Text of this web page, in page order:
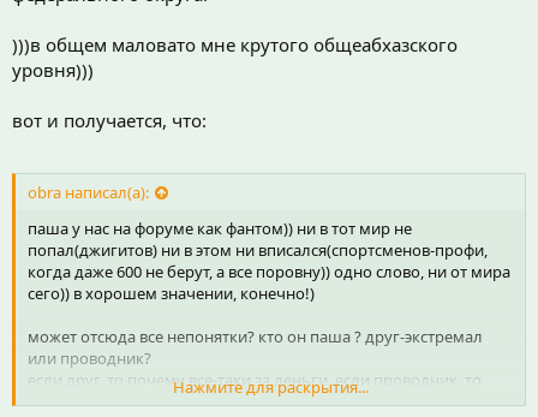
)))в общем маловато мне крутого общеабхазского
уровня)))
вот и получается, что:
obra написал(а):
паша у нас на форуме как фантом)) ни в тот мир не
попал(джигитов) ни в этом ни вписался(спортсменов-профи,
когда даже 600 не берут, а все поровну)) одно слово, ни от мира
сего)) в хорошем значении, конечно!)
может отсюда все непонятки? кто он паша ? друг-экстремал
или проводник?
если друг, то почему все-таки за деньги, если проводник, то
почему диктует свои условия за деньги клиентов?
Нажмите для раскрытия...